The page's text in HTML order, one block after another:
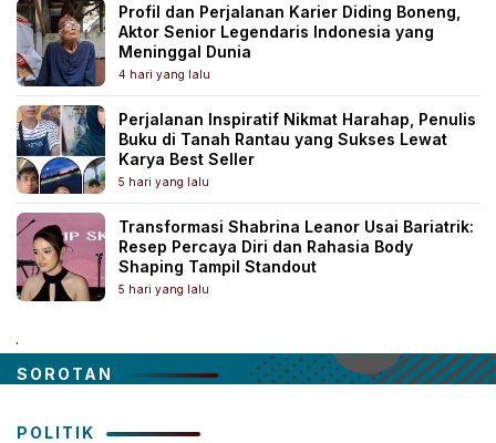
Profil dan Perjalanan Karier Diding Boneng,
Aktor Senior Legendaris Indonesia yang
Meninggal Dunia
4 hari yang lalu
Perjalanan Inspiratif Nikmat Harahap, Penulis
Buku di Tanah Rantau yang Sukses Lewat
Karya Best Seller
5 hari yang lalu
Transformasi Shabrina Leanor Usai Bariatrik:
Resep Percaya Diri dan Rahasia Body
Shaping Tampil Standout
5 hari yang lalu
.
SOROTAN
POLITIK